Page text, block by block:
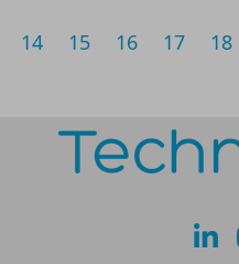
14 15 16 17 18
lk